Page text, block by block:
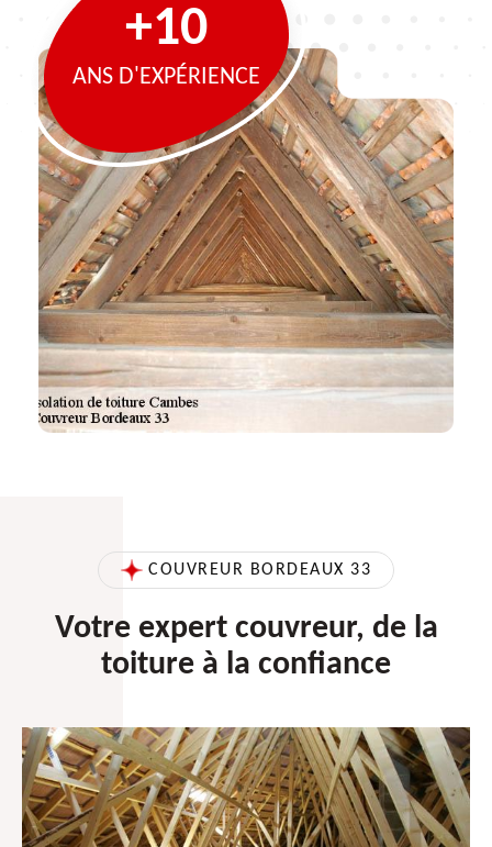
+10
ANS D'EXPÉRIENCE
COUVREUR BORDEAUX 33
Votre expert couvreur, de la
toiture à la confiance